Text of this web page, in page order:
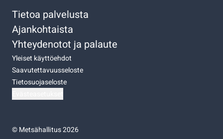
Tietoa palvelusta
Ajankohtaista
Yhteydenotot ja palaute
Yleiset käyttöehdot
Saavutettavuusseloste
Tietosuojaseloste
©Metsähallitus 2026